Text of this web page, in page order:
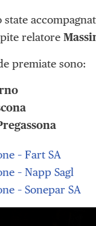
relatore
premiate sono:
– Fart SA
– Napp Sagl
– Sonepar SA